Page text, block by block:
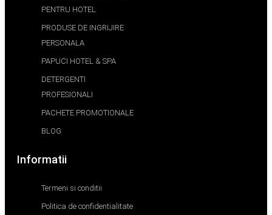
PENTRU HOTEL
PRODUSE DE INGRIJIRE
PERSONALA
PAPUCI HOTEL & SPA
DETERGENTI
PROFESIONALI
PACHETE PROMOTIONALE
BLOG
Informatii
Termeni si conditii
Politica de confidentialitate